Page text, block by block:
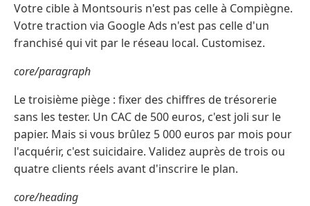
Votre cible à Montsouris n'est pas celle à Compiègne.
Votre traction via Google Ads n'est pas celle d'un
franchisé qui vit par le réseau local. Customisez.
core/paragraph
Le troisième piège : fixer des chiffres de trésorerie
sans les tester. Un CAC de 500 euros, c'est joli sur le
papier. Mais si vous brûlez 5 000 euros par mois pour
l'acquérir, c'est suicidaire. Validez auprès de trois ou
quatre clients réels avant d'inscrire le plan.
core/heading